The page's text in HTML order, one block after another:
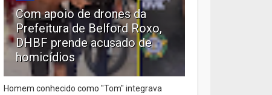
Com apoio de drones da
Prefeitura de Belford Roxo,
DHBF prende acusado de
homicídios
Homem conhecido como "Tom" integrava